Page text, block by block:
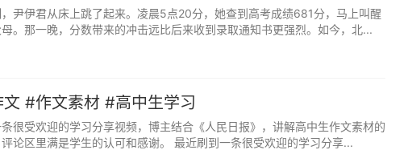
理。
、认可就够了：你已经很努力了，尽力就没有遗憾；放平心态正
道理更有力量。
，家长只适合默默守护
记忆、临场应战，都要靠他自己完成。家长替代不了学习，替代
尹伊君从床上跳了起来。凌晨5点20分，她查到高考成绩681分，马上叫醒
。那一晚，分数带来的冲击远比后来收到录取通知书更强烈。如今，北...
#作文素材 #高中生学习
很受欢迎的学习分享视频，博主结合《人民日报》，讲解高中生作文素材的
论区里满是学生的认可和感谢。 最近刷到一条很受欢迎的学习分享...